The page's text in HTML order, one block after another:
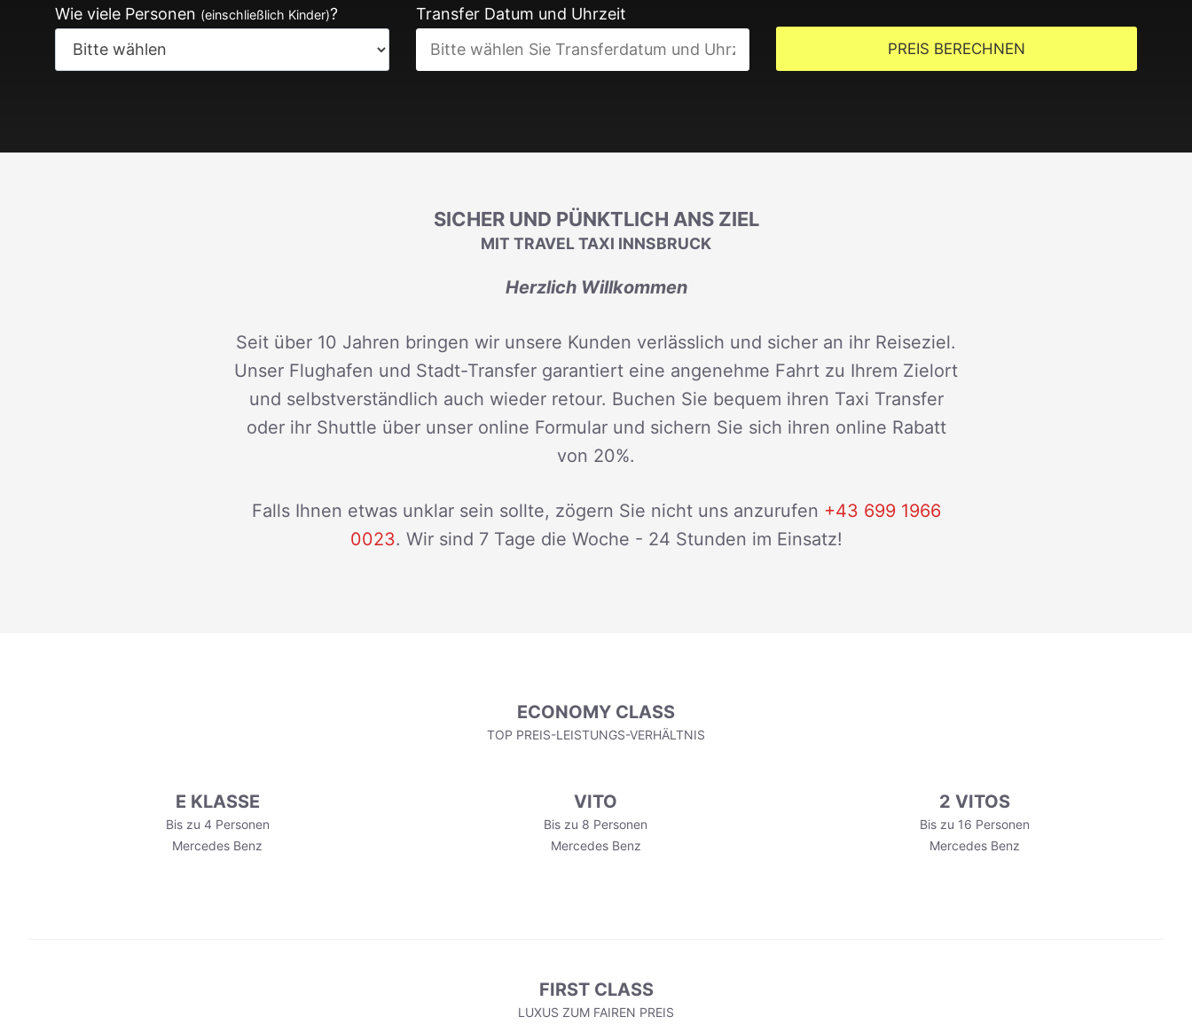
Wie viele Personen (einschließlich Kinder)? Transfer Datum und Uhrzeit
PREIS BERECHNEN
SICHER UND PÜNKTLICH ANS ZIEL
MIT TRAVEL TAXI INNSBRUCK
Herzlich Willkommen
Seit über 10 Jahren bringen wir unsere Kunden verlässlich und sicher an ihr Reiseziel.
Unser Flughafen und Stadt-Transfer garantiert eine angenehme Fahrt zu Ihrem Zielort
und selbstverständlich auch wieder retour. Buchen Sie bequem ihren Taxi Transfer
oder ihr Shuttle über unser online Formular und sichern Sie sich ihren online Rabatt
von 20%.
Falls Ihnen etwas unklar sein sollte, zögern Sie nicht uns anzurufen +43 699 1966
0023. Wir sind 7 Tage die Woche - 24 Stunden im Einsatz!
ECONOMY CLASS
TOP PREIS-LEISTUNGS-VERHÄLTNIS
E KLASSE
Bis zu 4 Personen
Mercedes Benz
VITO
Bis zu 8 Personen
Mercedes Benz
2 VITOS
Bis zu 16 Personen
Mercedes Benz
FIRST CLASS
LUXUS ZUM FAIREN PREIS